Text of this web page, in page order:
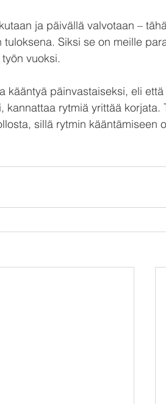
ja päivällä valvotaan –
Siksi se on meille
vuoksi.
kääntyä päinvastaiseksi, eli
rytmiä yrittää korjata.
sillä rytmin kääntämiseen